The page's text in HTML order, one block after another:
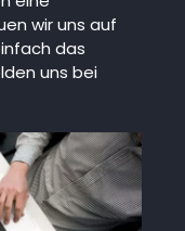
wir uns auf
das
uns bei